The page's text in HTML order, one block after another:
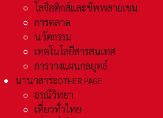
โลจิสติกส์และชัพพลายเชน
การตลาด
นวัตกรรม
เทคโนโลยีสารสนเทศ
การวางแผนกลยุทธ์
นานาสาระOTHER PAGE
ธรณีวิทยา
เที่ยวทั่วไทย